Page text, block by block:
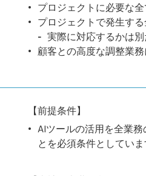
プロジェクトに必要な
プロジェクトで発生す
実際に対応するかは
顧客との高度な調整業
【前提条件】
AIツールの活用を全業
とを必須条件としていま